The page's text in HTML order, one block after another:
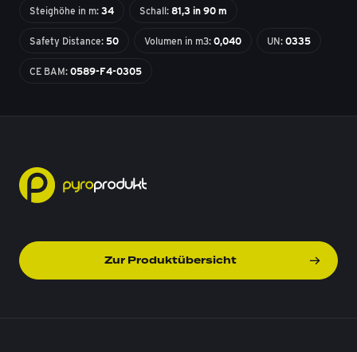
Steighöhe in m: 34 Schall: 81,3 in 90 m
Safety Distance: 50 Volumen in m3: 0,040 UN: 0335
CE BAM: 0589-F4-0305
Zur Produktübersicht